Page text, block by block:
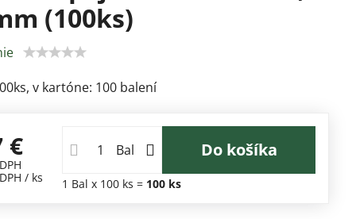
(100ks)
v kartóne: 100 balení
€
/ ks
Bal Do košíka
1 Bal x 100 ks = 100ks